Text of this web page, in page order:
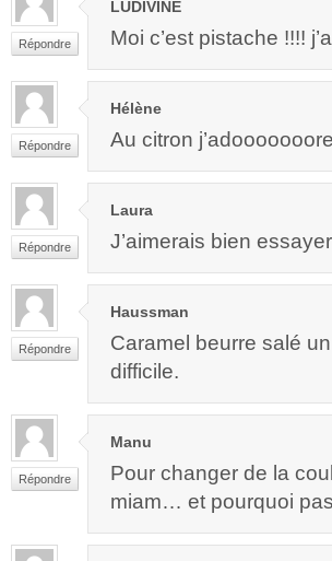
Répondre
LUDIVINE
Moi c’est pistache !!!!
Répondre
Hélène
Au citron j’adooooooore
Répondre
Laura
J’aimerais bien
Répondre
Haussman
Caramel beurre salé
difficile.
Répondre
Manu
Pour changer de la
miam… et pourquoi